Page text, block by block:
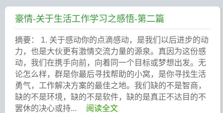
豪情-关于生活工作学习之感悟-第二篇
摘要： 1. 关于感动你的点滴感动，是我们以后进步的动
力，也是大伙更有激情交流力量的源泉。真因为这份感
动，我们在携手向前，向着同一个目标或梦想出发。无
论怎么样，群是你最后寻找帮助的小窝，是你寻找生活
勇气，工作解决方案的最佳之地。我们缺的不是智商，
缺的不是环境，缺的不是软件，缺的是真正不达目的不
罢休的决心或持...
阅读全文